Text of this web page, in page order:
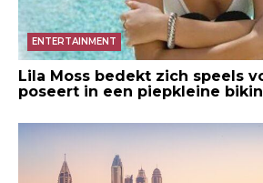
ENTERTAINMENT
Lila Moss bedekt zich speels
poseert in een piepkleine